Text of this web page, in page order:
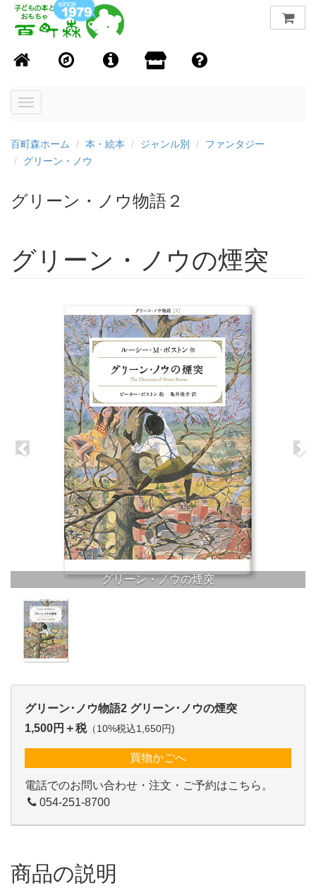
Toggle
百町森ホーム 本・絵本 ジャンル別
ファンタジー
グリーン・ノウ
グリーン・ノウ物語２
グリーン・ノウの煙突
グリーン・ノウの煙突
グリーン･ノウ物語2 グリーン･ノウの煙突
1,500円＋税（10%税込1,650円)
買物かごへ
電話でのお問い合わせ・注文・ご予約はこちら。
054-251-8700
商品の説明